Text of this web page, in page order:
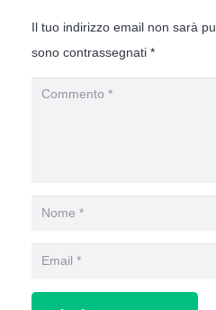
architetti, progettisti etc.
Attualmente utilizzano i CAD
aziende per tutta una serie di
rendono indispensabili per
progetti.
Il tuo indirizzo email non sarà
sono contrassegnati *